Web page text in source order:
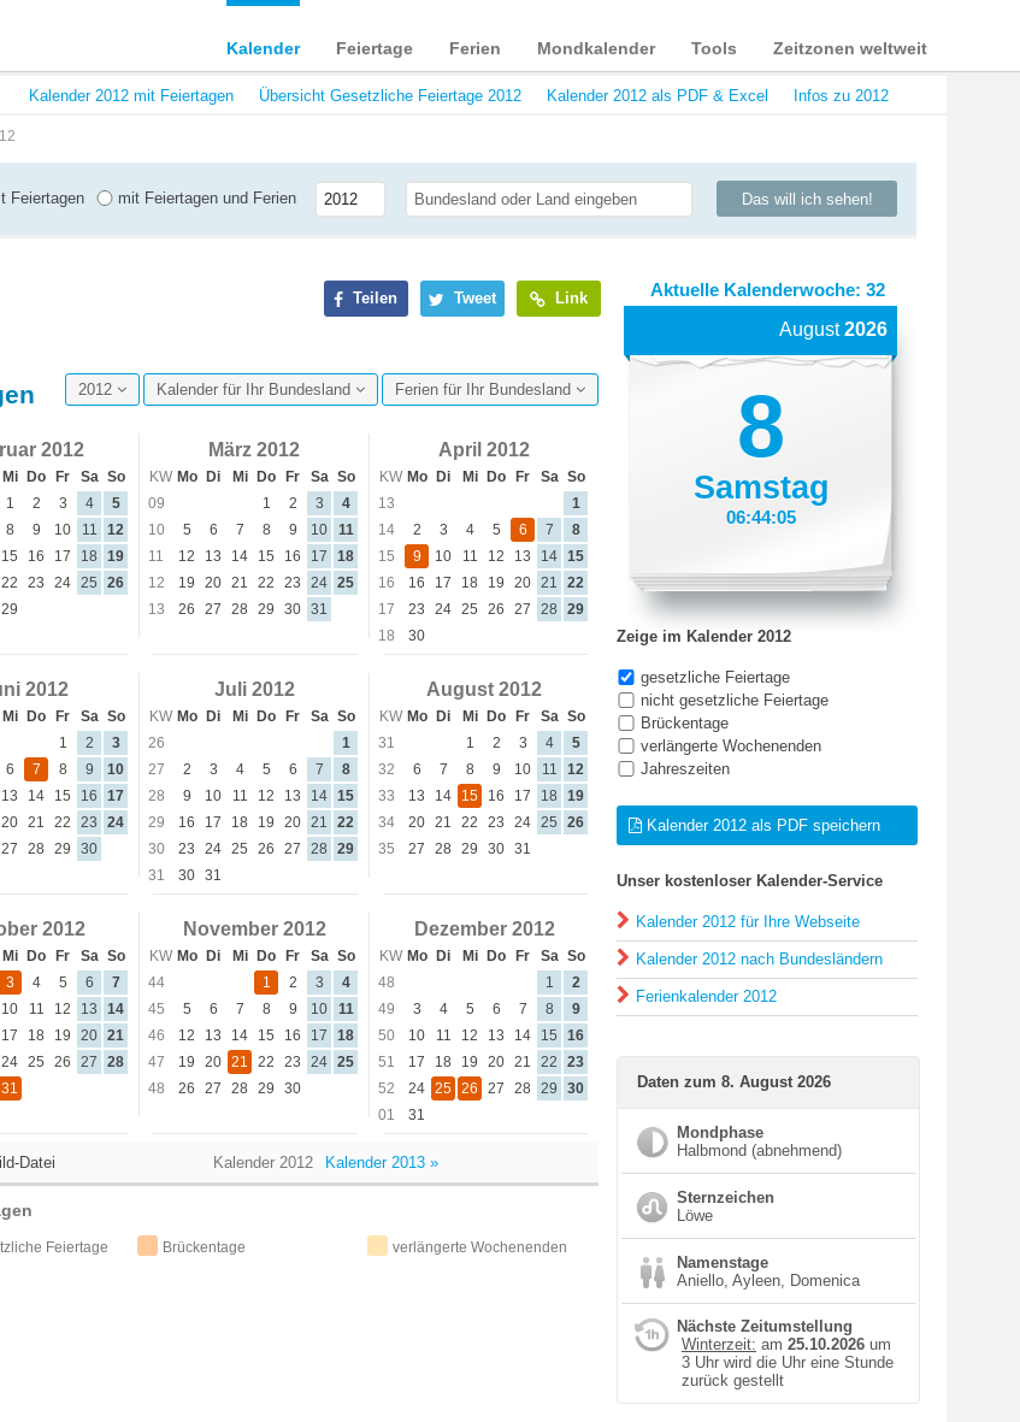
Kalender Feiertage Ferien Mondkalender Tools Zeitzonen weltweit
Kalender 2012 mit Feiertagen Übersicht Gesetzliche Feiertage 2012 Kalender 2012 als PDF & Excel Infos zu 2012
Feiertagen mit Feiertagen und Ferien Das will ich sehen!
Teilen Tweet Link
2012 Kalender für Ihr Bundesland Ferien für Ihr Bundesland
2012
Mi Do Fr Sa So
1 2 3 4
5
8 9 10 11
12
15 16 17 18
19
22 23 24 25
26
29
März 2012
KW Mo Di Mi Do Fr Sa So
09
1 2 3
4
10
5 6 7 8 9 10
11
11
12 13 14 15 16 17
18
12
19 20 21 22 23 24 25
13
26 27 28 29 30 31
April 2012
KW Mo Di Mi Do Fr Sa So
13
1
14
2 3 4 5 6 7
8
15
9 10 11 12 13 14 15
16
16 17 18 19 20 21
22
17
23 24 25 26 27 28
29
18
30
2012
Mi Do Fr Sa So
1 2
3
6 7 8 9
10
13 14 15 16
17
20 21 22 23
24
27 28 29 30
Juli 2012
KW Mo Di Mi Do Fr Sa So
26
1
27
2 3 4 5 6 7
8
28
9 10 11 12 13 14 15
29
16 17 18 19 20 21
22
30
23 24 25 26 27 28
29
31
30 31
August 2012
KW Mo Di Mi Do Fr Sa So
31
1 2 3 4
5
32
6 7 8 9 10 11
12
33
13 14 15 16 17 18
19
34
20 21 22 23 24 25
26
35
27 28 29 30 31
2012
Mi Do Fr Sa So
3 4 5 6
7
10 11 12 13
14
17 18 19 20 21
24 25 26 27
28
31
November 2012
KW Mo Di Mi Do Fr Sa So
44
1 2 3
4
45
5 6 7 8 9 10
11
46
12 13 14 15 16 17
18
47
19 20 21 22 23 24 25
48
26 27 28 29 30
Dezember 2012
KW Mo Di Mi Do Fr Sa So
48
1
2
49
3 4 5 6 7 8
9
50
10 11 12 13 14 15
16
51
17 18 19 20 21 22
23
52
24 25 26 27 28 29
30
01
31
Datei Kalender 2012 Kalender 2013 »
Feiertage Brückentage verlängerte Wochenenden
Aktuelle Kalenderwoche: 32
August2026
8
Samstag
06:44:06
Zeige im Kalender 2012
gesetzliche Feiertage
nicht gesetzliche Feiertage
Brückentage
verlängerte Wochenenden
Jahreszeiten
Kalender 2012 als PDF speichern
Unser kostenloser Kalender-Service
Kalender 2012 für Ihre Webseite
Kalender 2012 nach Bundesländern
Ferienkalender 2012
Daten zum 8. August 2026
Mondphase
Halbmond (abnehmend)
Sternzeichen
Löwe
Namenstage
Aniello, Ayleen, Domenica
Nächste Zeitumstellung
Winterzeit: am 25.10.2026 um
3 Uhr wird die Uhr eine Stunde
zurück gestellt